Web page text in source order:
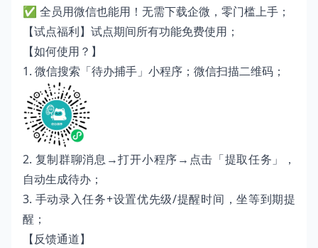
✅ 全员用微信也能用！无需下载企微，零门槛上手；
【试点福利】试点期间所有功能免费使用；
【如何使用？】
1. 微信搜索「待办捕手」小程序；微信扫描二维码；
2. 复制群聊消息→打开小程序→点击「提取任务」，
自动生成待办；
3. 手动录入任务+设置优先级/提醒时间，坐等到期提
醒；
【反馈通道】